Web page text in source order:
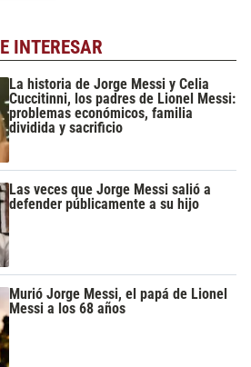
INTERESAR
La historia de Jorge Messi y Celia
Cuccitinni, los padres de Lionel Messi:
problemas económicos, familia
dividida y sacrificio
Las veces que Jorge Messi salió a
defender públicamente a su hijo
Murió Jorge Messi, el papá de Lionel
Messi a los 68 años